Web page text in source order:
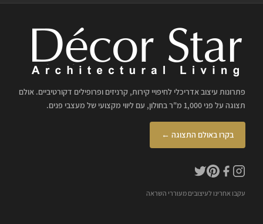
פתרונות עיצוב אדריכלי לחיפויי קירות, קרניזים ופרופילים דקורטיביים. אולם
תצוגה על פני 1,000 מ"ר בחולון, עם ליווי מקצועי של מעצבי פנים.
בקרו באולם התצוגה ←
עקבו אחרינו לעיצובים מעוררי השראה